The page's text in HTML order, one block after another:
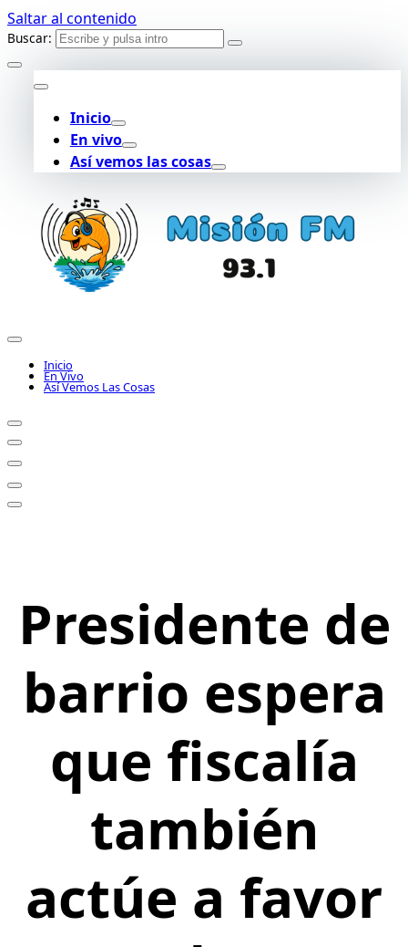
Saltar al contenido
Buscar:
Inicio
En vivo
Así vemos las cosas
Inicio
En Vivo
Así Vemos Las Cosas
Presidente de
barrio espera
que fiscalía
también
actúe a favor